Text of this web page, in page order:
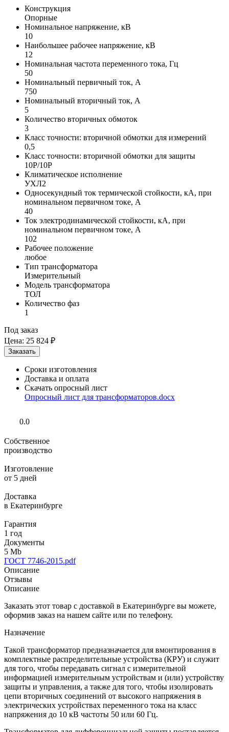
Конструкция
Опорные
Номинальное напряжение, кВ
10
Наибольшее рабочее напряжение, кВ
12
Номинальная частота переменного тока, Гц
50
Номинальный первичный ток, А
750
Номинальный вторичный ток, А
5
Количество вторичных обмоток
3
Класс точности: вторичной обмотки для измерений
0,5
Класс точности: вторичной обмотки для защиты
10P/10P
Климатическое исполнение
УХЛ2
Односекундный ток термической стойкости, кА, при
номинальном первичном токе, А
40
Ток электродинамической стойкости, кА, при
номинальном первичном токе, А
102
Рабочее положение
любое
Тип трансформатора
Измерительный
Модель трансформатора
ТОЛ
Количество фаз
1
Под заказ
Цена: 25 824 ₽
Сроки изготовления
Доставка и оплата
Скачать опросный лист
Опросный лист для трансформаторов.docx
0.0
Собственное
производство
Изготовление
от 5 дней
Доставка
в Екатеринбурге
Гарантия
1 год
Документы
5 Mb
ГОСТ 7746-2015.pdf
Описание
Отзывы
Описание
Заказать этот товар с доставкой в Екатеринбурге вы можете,
оформив заказ на нашем сайте или по телефону.
Назначение
Такой трансформатор предназначается для вмонтирования в
комплектные распределительные устройства (КРУ) и служит
для того, чтобы передавать сигнал с измерительной
информацией измерительным устройствам и (или) устройству
защиты и управления, а также для того, чтобы изолировать
цепи вторичных соединений от высокого напряжения в
электрических устройствах переменного тока на класс
напряжения до 10 кВ частоты 50 или 60 Гц.